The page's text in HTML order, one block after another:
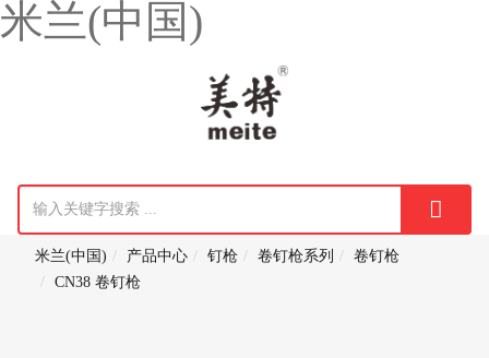
米兰(中国)
米兰(中国) 产品中心 钉枪 卷钉枪系列
卷钉枪
CN38 卷钉枪